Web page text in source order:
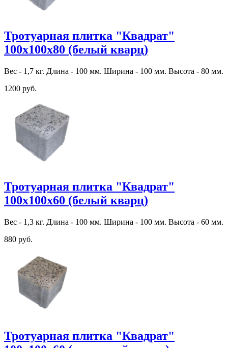
Тротуарная плитка "Квадрат"
100х100х80 (белый кварц)
Вес - 1,7 кг. Длина - 100 мм. Ширина - 100 мм. Высота - 80 мм.
1200 руб.
Тротуарная плитка "Квадрат"
100х100х60 (белый кварц)
Вес - 1,3 кг. Длина - 100 мм. Ширина - 100 мм. Высота - 60 мм.
880 руб.
Тротуарная плитка "Квадрат"